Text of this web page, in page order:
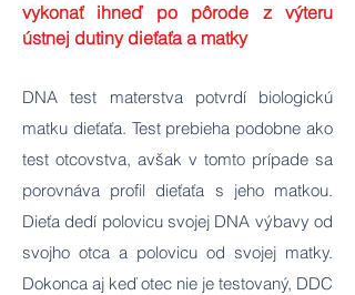
vykonať ihneď po pôrode z výteru
ústnej dutiny dieťaťa a matky
DNA test materstva potvrdí biologickú
matku dieťaťa. Test prebieha podobne ako
test otcovstva, avšak v tomto prípade sa
porovnáva profil dieťaťa s jeho matkou.
Dieťa dedí polovicu svojej DNA výbavy od
svojho otca a polovicu od svojej matky.
Dokonca aj keď otec nie je testovaný, DDC